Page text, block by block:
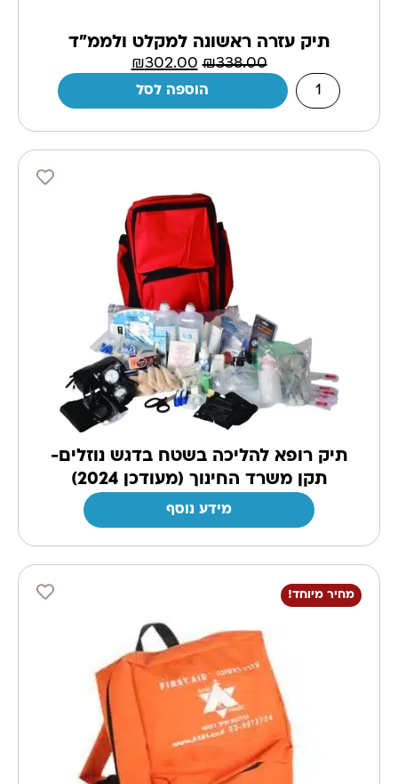
תיק עזרה ראשונה למקלט ולממ"ד
₪338.00
₪302.00
הוספה לסל
תיק רופא להליכה בשטח בדגש נוזלים-
תקן משרד החינוך (מעודכן 2024)
מידע נוסף
מחיר מיוחד!